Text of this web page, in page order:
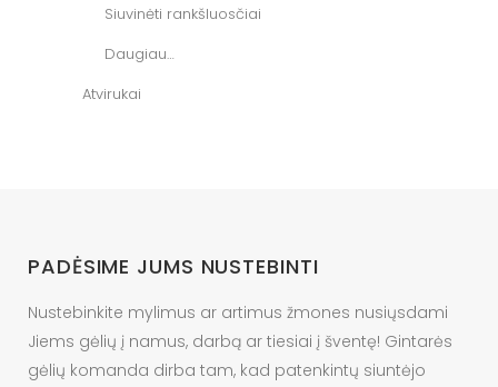
Siuvinėti rankšluosčiai
Daugiau…
Atvirukai
PADĖSIME JUMS NUSTEBINTI
Nustebinkite mylimus ar artimus žmones nusiųsdami
Jiems gėlių į namus, darbą ar tiesiai į šventę! Gintarės
gėlių komanda dirba tam, kad patenkintų siuntėjo